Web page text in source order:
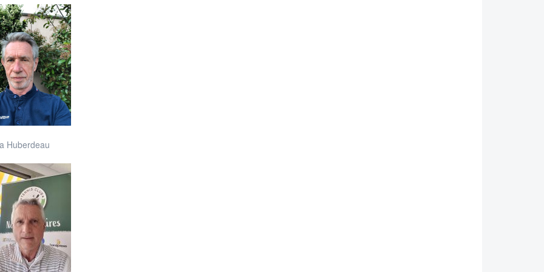
Huberdeau